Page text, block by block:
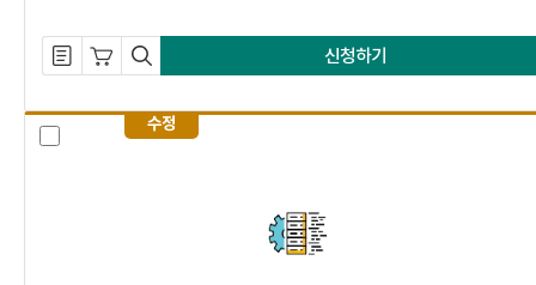
설명 자료 내려받기
장바구니 담기
미리보기 신청하기
수정